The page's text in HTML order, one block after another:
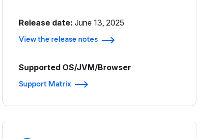
Release date:June 13, 2025
View the release notes
Supported OS/JVM/Browser
Support Matrix